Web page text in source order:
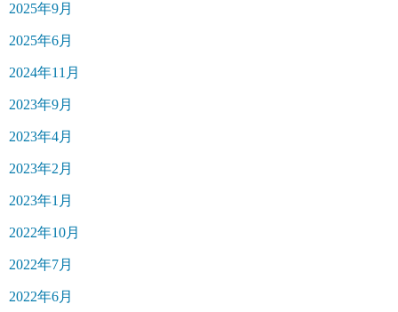
2025年9月
2025年6月
2024年11月
2023年9月
2023年4月
2023年2月
2023年1月
2022年10月
2022年7月
2022年6月